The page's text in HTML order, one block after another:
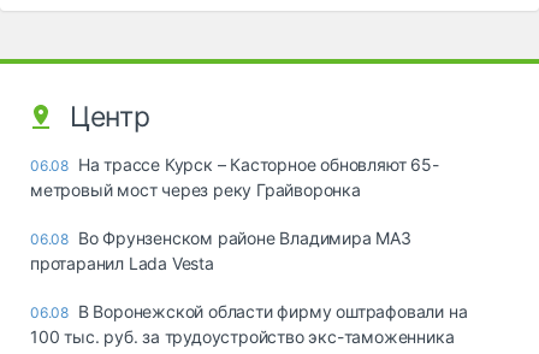
Центр
06.08 На трассе Курск – Касторное обновляют 65-
метровый мост через реку Грайворонка
06.08 Во Фрунзенском районе Владимира МАЗ
протаранил Lada Vesta
06.08 В Воронежской области фирму оштрафовали на
100 тыс. руб. за трудоустройство экс-таможенника